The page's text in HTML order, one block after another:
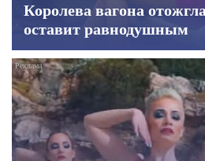
Королева вагона
оставит равнодушным